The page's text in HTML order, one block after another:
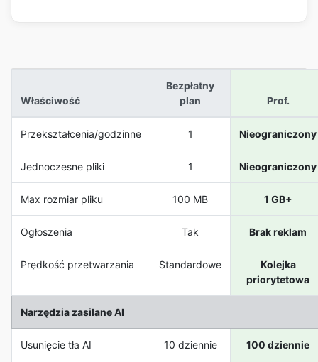
Właściwość
Bezpłatny
plan
Prof.
Przekształcenia/godzinne 1 Nieograniczony
Jednoczesne pliki 1 Nieograniczony
Max rozmiar pliku 100 MB 1 GB+
Ogłoszenia Tak Brak reklam
Prędkość przetwarzania Standardowe
Kolejka
priorytetowa
Narzędzia zasilane AI
Usunięcie tła AI 10 dziennie 100 dziennie